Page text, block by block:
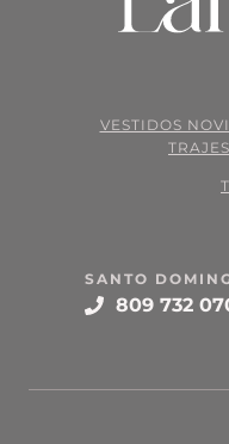
VESTIDOS
SANTO
809 732